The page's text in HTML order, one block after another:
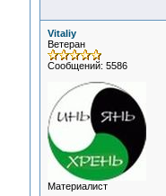
Vitaliy
Ветеран
Сообщений: 5586
Материалист